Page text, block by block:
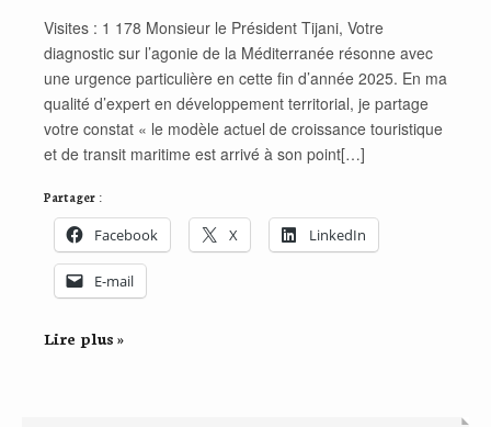
Visites : 1 178 Monsieur le Président Tijani, Votre
diagnostic sur l’agonie de la Méditerranée résonne avec
une urgence particulière en cette fin d’année 2025. En ma
qualité d’expert en développement territorial, je partage
votre constat « le modèle actuel de croissance touristique
et de transit maritime est arrivé à son point[…]
Partager :
Facebook X LinkedIn
E-mail
Lire plus »